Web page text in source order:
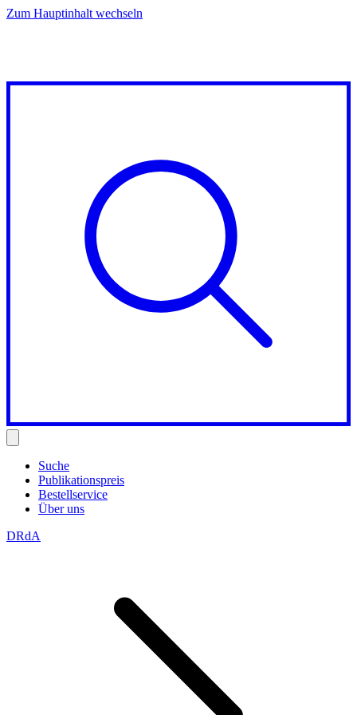
Zum Hauptinhalt wechseln
Suche
Publikationspreis
Bestellservice
Über uns
DRdA